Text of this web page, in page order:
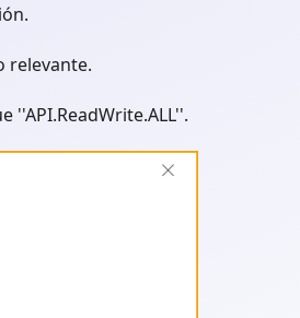
relevante.
''API.ReadWrite.ALL''.